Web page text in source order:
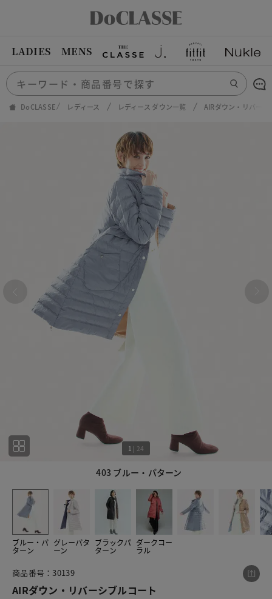
LADIES MENS
DoCLASSE レディース レディース ダウン一覧 AIRダウン・リバーシ
403 ブルー・パターン
1 | 24
ブルー・パ
ターン
グレーパタ
ーン
ブラックパ
ターン
ダークコー
ラル
商品番号：30139
AIRダウン・リバーシブルコート
この商品をシェアする